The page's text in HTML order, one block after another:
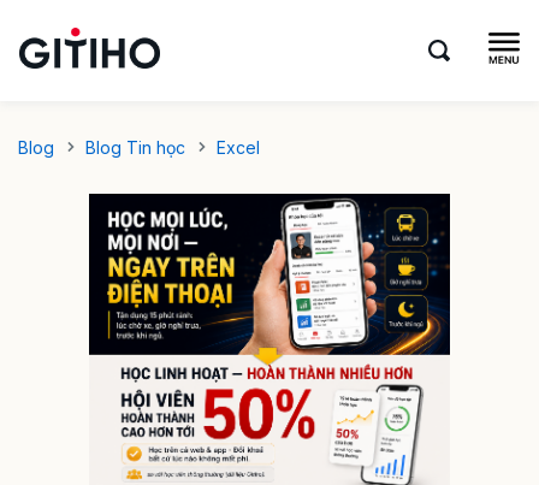
Blog Blog Tin học Excel